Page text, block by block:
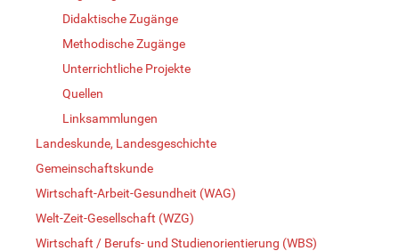
Didaktische Zugänge
Methodische Zugänge
Unterrichtliche Projekte
Quellen
Linksammlungen
Landeskunde, Landesgeschichte
Gemeinschaftskunde
Wirtschaft-Arbeit-Gesundheit (WAG)
Welt-Zeit-Gesellschaft (WZG)
Wirtschaft / Berufs- und Studienorientierung (WBS)